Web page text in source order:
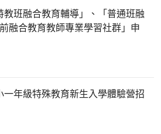
教班融合教育輔導」、「普通班融
融合教育教師專業學習社群」申
一年級特殊教育新生入學體驗營招